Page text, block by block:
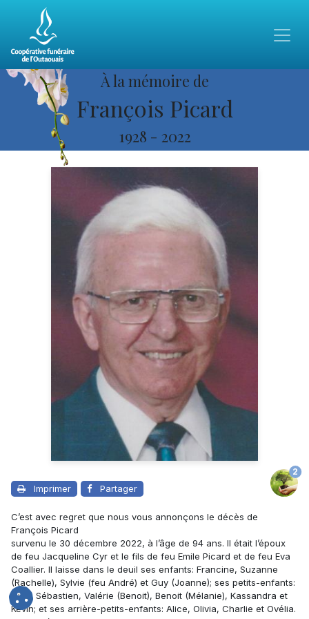
À la mémoire de
François Picard
1928 - 2022
Imprimer Partager
2
C’est avec regret que nous vous annonçons le décès de
François Picard
survenu le 30 décembre 2022, à l’âge de 94 ans. Il était l’époux
de feu Jacqueline Cyr et le fils de feu Emile Picard et de feu Eva
Coallier. Il laisse dans le deuil ses enfants: Francine, Suzanne
(Rachelle), Sylvie (feu André) et Guy (Joanne); ses petits-enfants:
Élise, Sébastien, Valérie (Benoit), Benoit (Mélanie), Kassandra et
Kevin; et ses arrière-petits-enfants: Alice, Olivia, Charlie et Ovélia.